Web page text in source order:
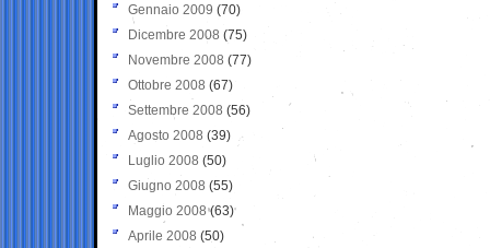
Gennaio 2009 (70)
Dicembre 2008 (75)
Novembre 2008 (77)
Ottobre 2008 (67)
Settembre 2008 (56)
Agosto 2008 (39)
Luglio 2008 (50)
Giugno 2008 (55)
Maggio 2008(63)
Aprile 2008 (50)